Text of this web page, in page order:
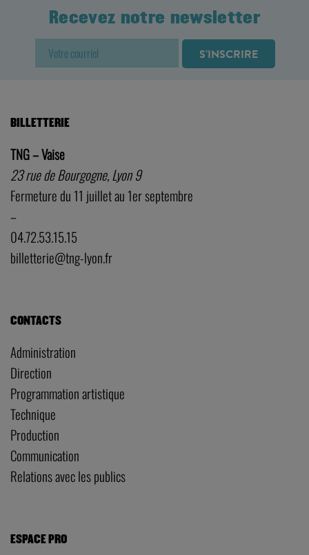
Recevez notre newsletter
BILLETTERIE
TNG – Vaise
23 rue de Bourgogne, Lyon 9
Fermeture du 11 juillet au 1er septembre
–
04.72.53.15.15
billetterie@tng-lyon.fr
CONTACTS
Administration
Direction
Programmation artistique
Technique
Production
Communication
Relations avec les publics
ESPACE PRO